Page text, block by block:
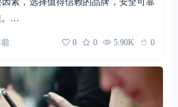
。…
前 0 0 5.90K 0